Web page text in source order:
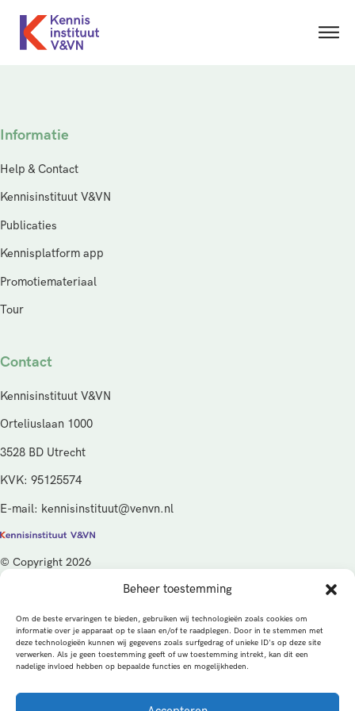
Beheer toestemming
Om de beste ervaringen te bieden, gebruiken wij technologieën zoals cookies om
informatie over je apparaat op te slaan en/of te raadplegen. Door in te stemmen met
deze technologieën kunnen wij gegevens zoals surfgedrag of unieke ID's op deze site
verwerken. Als je geen toestemming geeft of uw toestemming intrekt, kan dit een
nadelige invloed hebben op bepaalde functies en mogelijkheden.
Informatie
Help & Contact
Kennisinstituut V&VN
Publicaties
Kennisplatform app
Promotiemateriaal
Tour
Contact
Kennisinstituut V&VN
Orteliuslaan 1000
3528 BD Utrecht
KVK: 95125574
E-mail: kennisinstituut@venvn.nl
© Copyright 2026
De activiteiten van het Kennisinstituut V&VN worden gefinancierd
vanuit de kwaliteitsgelden van het ministerie van Volksgezondheid,
Welzijn en Sport (VWS), beheerd door ZonMw.
PrivacybeleidCookiesAlgemene voorwaarden